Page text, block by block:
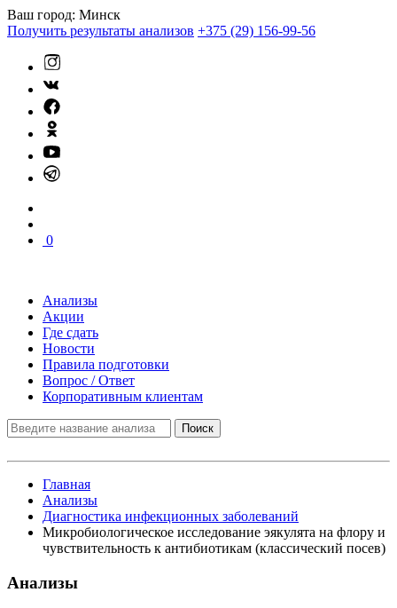
Ваш город: Минск
Получить результаты анализов +375 (29) 156-99-56
0
Анализы
Акции
Где сдать
Новости
Правила подготовки
Вопрос / Ответ
Корпоративным клиентам
Поиск
Главная
Анализы
Диагностика инфекционных заболеваний
Микробиологическое исследование эякулята на флору и
чувствительность к антибиотикам (классический посев)
Анализы